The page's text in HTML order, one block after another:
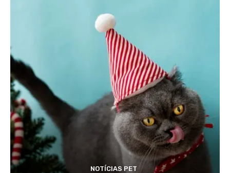
NOTÍCIAS PET